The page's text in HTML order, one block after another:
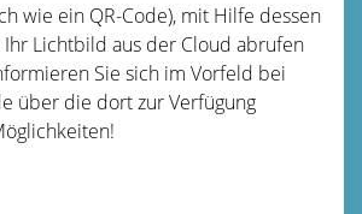
wie ein QR-Code), mit Hilfe dessen
Lichtbild aus der Cloud abrufen
Sie sich im Vorfeld bei
über die dort zur Verfügung